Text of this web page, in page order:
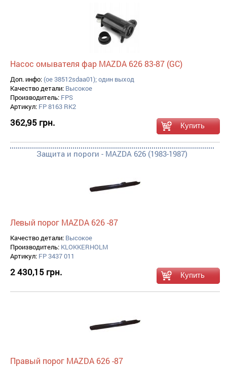
Насос омывателя фар MAZDA 626 83-87 (GC)
Доп. инфо: (oe 38512sdaa01); один выход
Качество детали: Высокое
Производитель: FPS
Артикул: FP 8163 RK2
362,95 грн.
Защита и пороги - MAZDA 626 (1983-1987)
Левый порог MAZDA 626 -87
Качество детали: Высокое
Производитель: KLOKKERHOLM
Артикул: FP 3437 011
2 430,15 грн.
Правый порог MAZDA 626 -87